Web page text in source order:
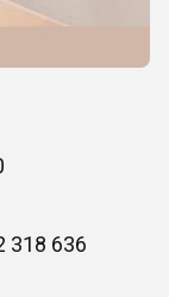
318 636